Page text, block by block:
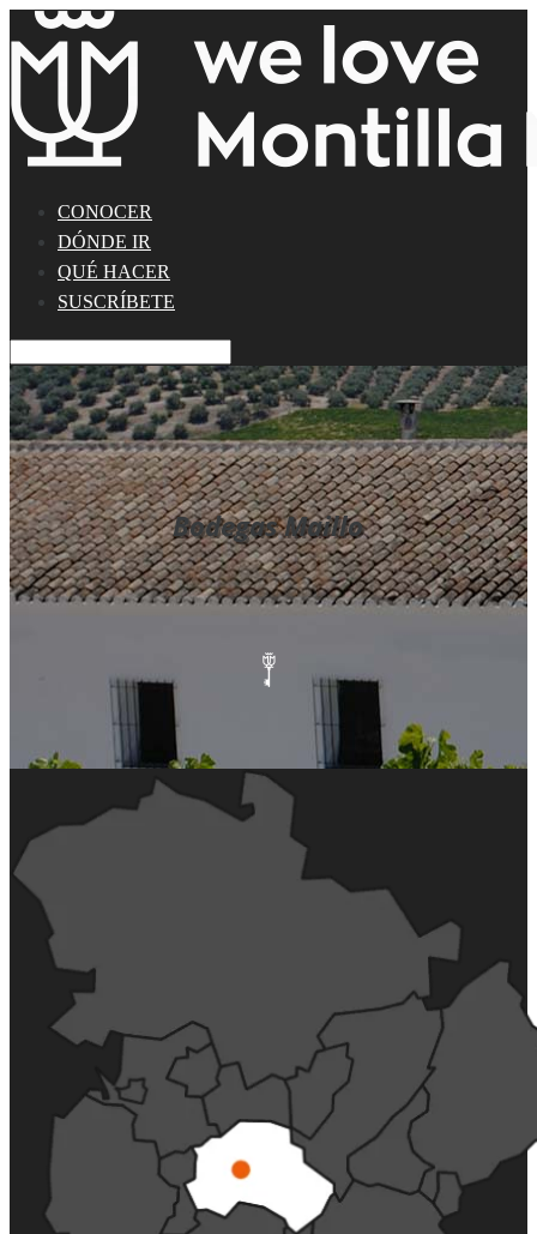
CONOCER
DÓNDE IR
QUÉ HACER
SUSCRÍBETE
Bodegas Maillo